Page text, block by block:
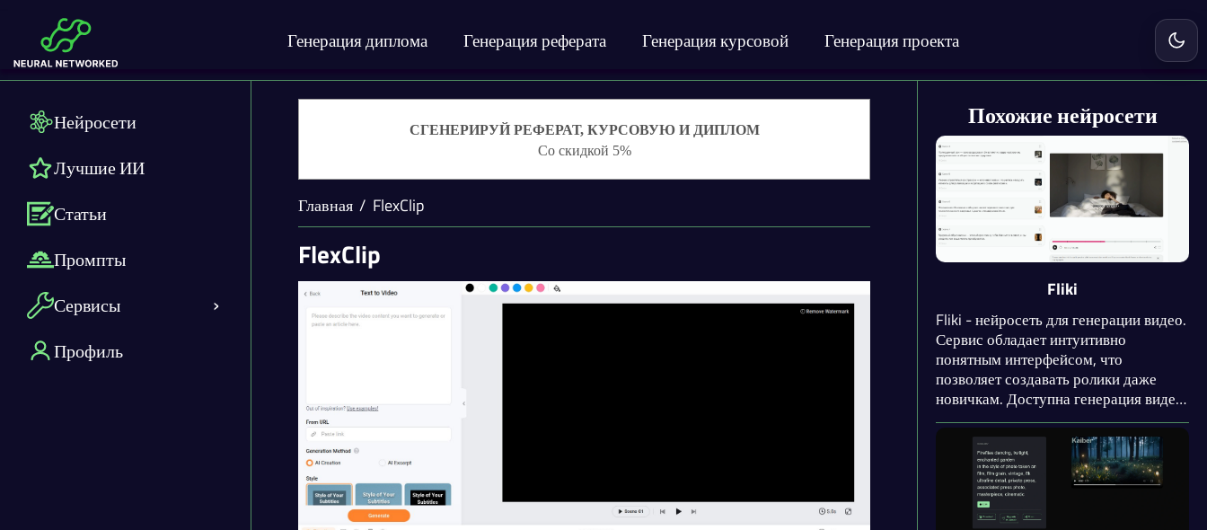
Генерация диплома Генерация реферата Генерация курсовой Генерация проекта
Нейросети
Лучшие ИИ
Статьи
Промпты
Сервисы
Профиль
СГЕНЕРИРУЙ РЕФЕРАТ, КУРСОВУЮ И ДИПЛОМ
Со скидкой 5%
Главная FlexClip
FlexClip
Похожие нейросети
Fliki
Fliki - нейросеть для генерации видео.
Сервис обладает интуитивно
понятным интерфейсом, что
позволяет создавать ролики даже
новичкам. Доступна генерация видео
из различных входных данных: идеи,
скрипта, аудио, презентации, статьи
из блога и других. Предоставляется
обширная библиотека промптов и
медиафайлов. Поддерживаются более
75 языков.